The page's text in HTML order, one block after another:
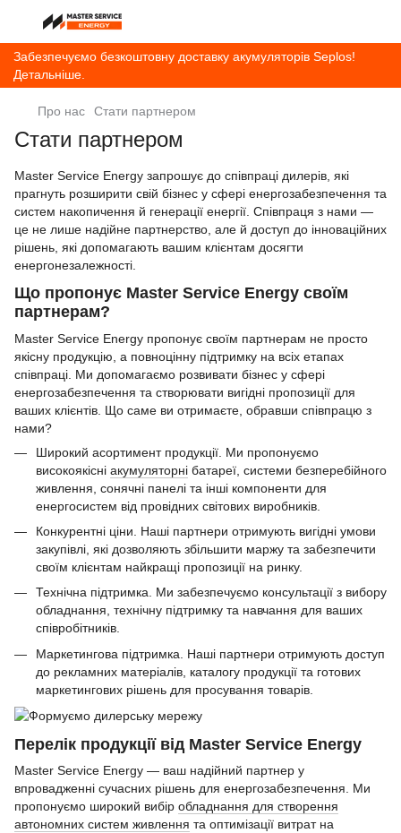
Забезпечуємо безкоштовну доставку акумуляторів Seplos!
Детальніше.
Про нас Стати партнером
Стати партнером
Master Service Energy запрошує до співпраці дилерів, які
прагнуть розширити свій бізнес у сфері енергозабезпечення та
систем накопичення й генерації енергії. Співпраця з нами —
це не лише надійне партнерство, але й доступ до інноваційних
рішень, які допомагають вашим клієнтам досягти
енергонезалежності.
Що пропонує Master Service Energy своїм
партнерам?
Master Service Energy пропонує своїм партнерам не просто
якісну продукцію, а повноцінну підтримку на всіх етапах
співпраці. Ми допомагаємо розвивати бізнес у сфері
енергозабезпечення та створювати вигідні пропозиції для
ваших клієнтів. Що саме ви отримаєте, обравши співпрацю з
нами?
Широкий асортимент продукції. Ми пропонуємо
високоякісні акумуляторні батареї, системи безперебійного
живлення, сонячні панелі та інші компоненти для
енергосистем від провідних світових виробників.
Конкурентні ціни. Наші партнери отримують вигідні умови
закупівлі, які дозволяють збільшити маржу та забезпечити
своїм клієнтам найкращі пропозиції на ринку.
Технічна підтримка. Ми забезпечуємо консультації з вибору
обладнання, технічну підтримку та навчання для ваших
співробітників.
Маркетингова підтримка. Наші партнери отримують доступ
до рекламних матеріалів, каталогу продукції та готових
маркетингових рішень для просування товарів.
Перелік продукції від Master Service Energy
Master Service Energy — ваш надійний партнер у
впровадженні сучасних рішень для енергозабезпечення. Ми
пропонуємо широкий вибір обладнання для створення
автономних систем живлення та оптимізації витрат на